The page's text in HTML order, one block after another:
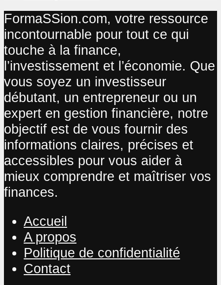
FormaSSion.com, votre ressource
incontournable pour tout ce qui
touche à la finance,
l’investissement et l’économie. Que
vous soyez un investisseur
débutant, un entrepreneur ou un
expert en gestion financière, notre
objectif est de vous fournir des
informations claires, précises et
accessibles pour vous aider à
mieux comprendre et maîtriser vos
finances.
Accueil
A propos
Politique de confidentialité
Contact